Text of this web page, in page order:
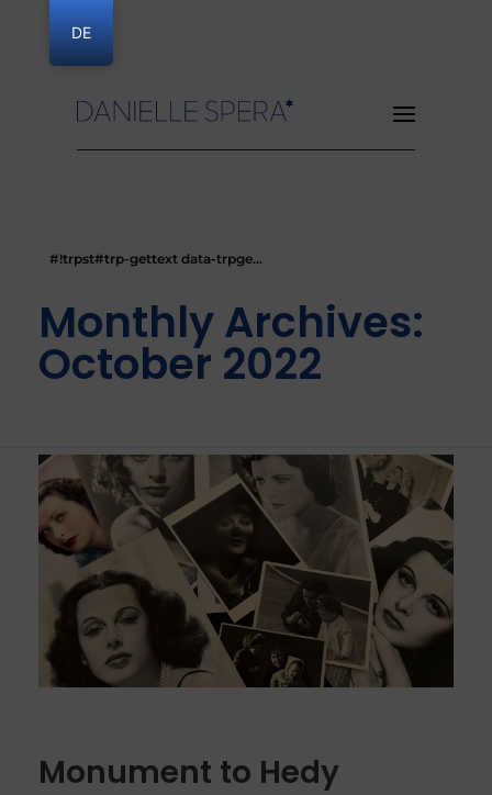
#!trpst#trp-gettext data-trpge...
Monthly Archives:
October 2022
Monument to Hedy
DE